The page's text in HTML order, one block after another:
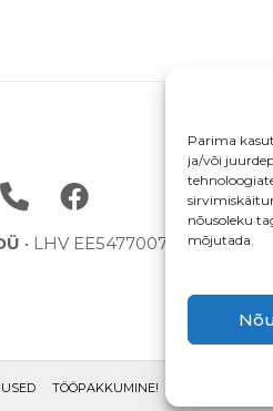
Parima
ja/või
nõusoleku
mõjutada.
• LHV EE547700771003878513
TÖÖPAKKUMINE!